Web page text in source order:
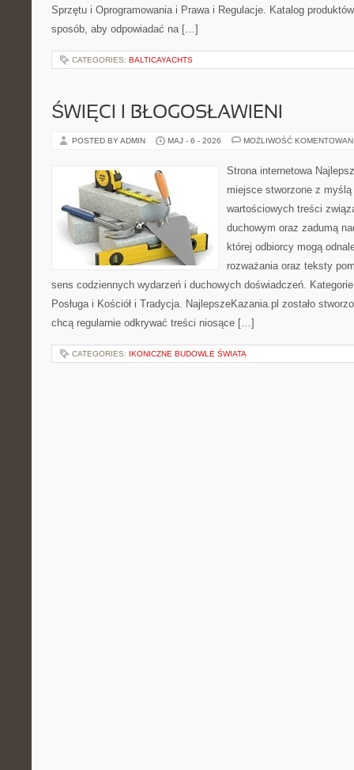
Sprzętu i Oprogramowania i Prawa i Regulacje. Katalog
sposób, aby odpowiadać na […]
CATEGORIES: BALTICAYACHTS
ŚWIĘCI I BŁOGOSŁAWIENI
POSTED BY ADMIN MAJ - 6 - 2026 MOŻLIWOŚĆ
Strona internetowa
miejsce stworzone z
wartościowych treści
duchowym oraz zadumą
której odbiorcy mogą
rozważania oraz teksty
sens codziennych wydarzeń i duchowych doświadczeń.
Posługa i Kościół i Tradycja. NajlepszeKazania.pl zostało
chcą regularnie odkrywać treści niosące […]
CATEGORIES: IKONICZNE BUDOWLE ŚWIATA